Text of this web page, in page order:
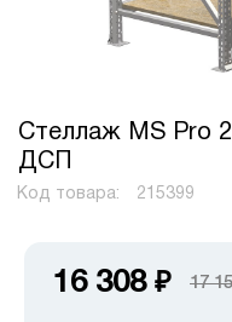
Стеллаж MS Pro
ДСП
Код товара: 215399
16 308 ₽ 17